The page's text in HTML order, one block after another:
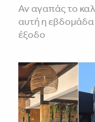
Αν αγαπάς το
αυτή η εβδομάδα
έξοδο